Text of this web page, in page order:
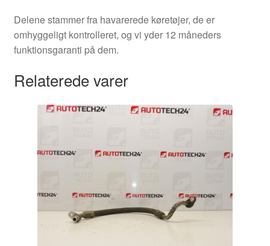
Delene stammer fra havarerede køretøjer, de er
omhyggeligt kontrolleret, og vi yder 12 måneders
funktionsgaranti på dem.
Relaterede varer